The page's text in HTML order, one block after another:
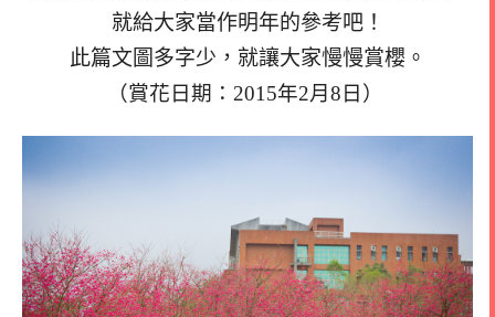
就給大家當作明年的參考吧！
此篇文圖多字少，就讓大家慢慢賞櫻。
（賞花日期：2015年2月8日）